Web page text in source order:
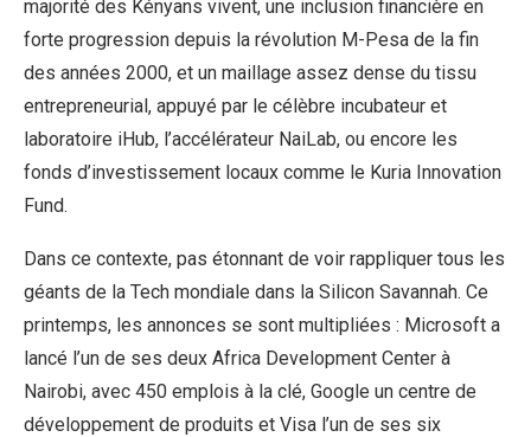
majorité des Kényans vivent, une inclusion financière en
forte progression depuis la révolution M-Pesa de la fin
des années 2000, et un maillage assez dense du tissu
entrepreneurial, appuyé par le célèbre incubateur et
laboratoire iHub, l’accélérateur NaiLab, ou encore les
fonds d’investissement locaux comme le Kuria Innovation
Fund.
Dans ce contexte, pas étonnant de voir rappliquer tous les
géants de la Tech mondiale dans la Silicon Savannah. Ce
printemps, les annonces se sont multipliées : Microsoft a
lancé l’un de ses deux Africa Development Center à
Nairobi, avec 450 emplois à la clé, Google un centre de
développement de produits et Visa l’un de ses six